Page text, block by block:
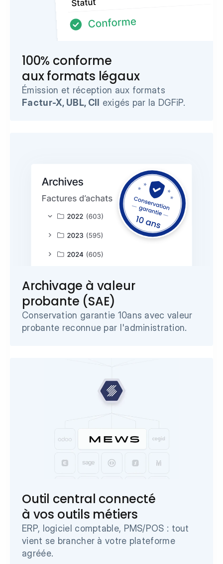
100% conforme
aux formats légaux
Factur-X, UBL, CII exigés par la DGFiP.
Archivage à valeur
probante (SAE)
Conservation garantie 10ans avec valeur
probante reconnue par l'administration.
Outil central connecté
à vos outils métiers
ERP, logiciel comptable, PMS/POS : tout
vient se brancher à votre plateforme
agréée.